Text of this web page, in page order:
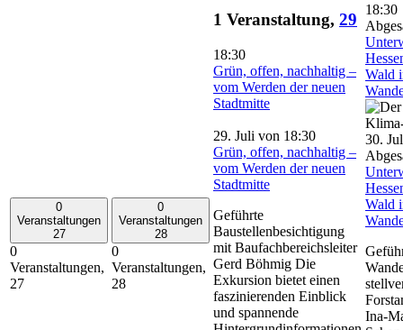
0
Veranstaltungen
27
0
Veranstaltungen,
27
0
Veranstaltungen
28
0
Veranstaltungen,
28
1 Veranstaltung, 29
18:30
Grün, offen, nachhaltig –
vom Werden der neuen
Stadtmitte
29. Juli von 18:30
Grün, offen, nachhaltig –
vom Werden der neuen
Stadtmitte
Geführte
Baustellenbesichtigung
mit Baufachbereichsleiter
Gerd Böhmig Die
Exkursion bietet einen
faszinierenden Einblick
und spannende
18:30
Wald
30.
Wald
Ina-